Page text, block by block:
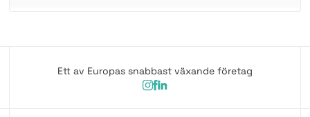
Ett av Europas snabbast växande företag